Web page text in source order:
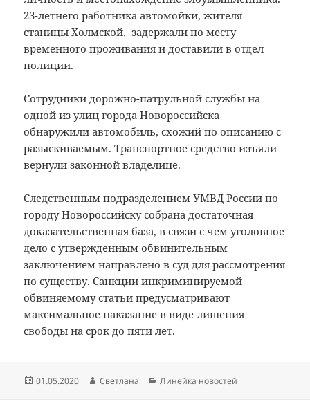
23-летнего работника автомойки, жителя
станицы Холмской, задержали по месту
временного проживания и доставили в отдел
полиции.
Сотрудники дорожно-патрульной службы на
одной из улиц города Новороссийска
обнаружили автомобиль, схожий по описанию с
разыскиваемым. Транспортное средство изъяли
вернули законной владелице.
Следственным подразделением УМВД России по
городу Новороссийску собрана достаточная
доказательственная база, в связи с чем уголовное
дело с утвержденным обвинительным
заключением направлено в суд для рассмотрения
по существу. Санкции инкриминируемой
обвиняемому статьи предусматривают
максимальное наказание в виде лишения
свободы на срок до пяти лет.
Опубликовано
01.05.2020 Автор
Светлана Рубрики
Линейка новостей